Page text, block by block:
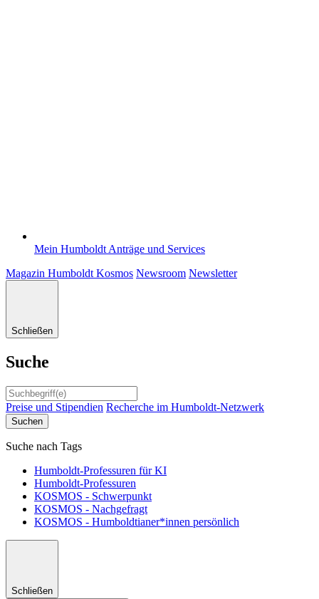
Mein Humboldt Anträge und Services
Magazin Humboldt Kosmos Newsroom Newsletter
Schließen
Suche
Preise und Stipendien Recherche im Humboldt-Netzwerk
Suchen
Suche nach Tags
Humboldt-Professuren für KI
Humboldt-Professuren
KOSMOS - Schwerpunkt
KOSMOS - Nachgefragt
KOSMOS - Humboldtianer*innen persönlich
Schließen